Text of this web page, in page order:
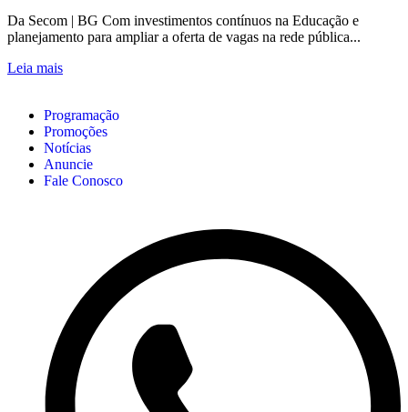
Da Secom | BG Com investimentos contínuos na Educação e
planejamento para ampliar a oferta de vagas na rede pública...
Leia mais
Programação
Promoções
Notícias
Anuncie
Fale Conosco